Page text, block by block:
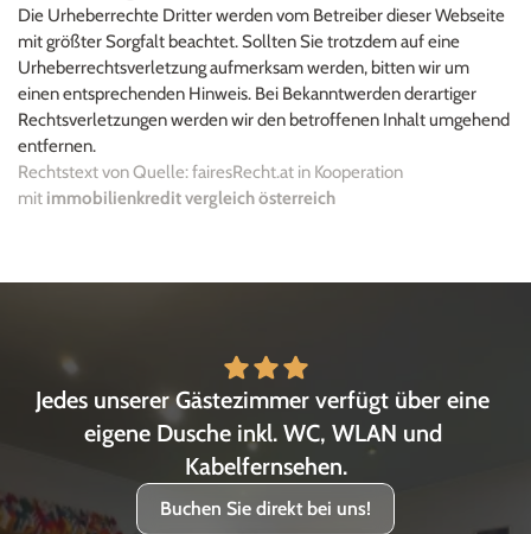
Die Urheberrechte Dritter werden vom Betreiber dieser Webseite
mit größter Sorgfalt beachtet. Sollten Sie trotzdem auf eine
Urheberrechtsverletzung aufmerksam werden, bitten wir um
einen entsprechenden Hinweis. Bei Bekanntwerden derartiger
Rechtsverletzungen werden wir den betroffenen Inhalt umgehend
entfernen.
Rechtstext von Quelle: fairesRecht.at in Kooperation
mit immobilienkredit vergleich österreich
Jedes unserer Gästezimmer verfügt über eine
eigene Dusche inkl. WC, WLAN und
Kabelfernsehen.
Buchen Sie direkt bei uns!